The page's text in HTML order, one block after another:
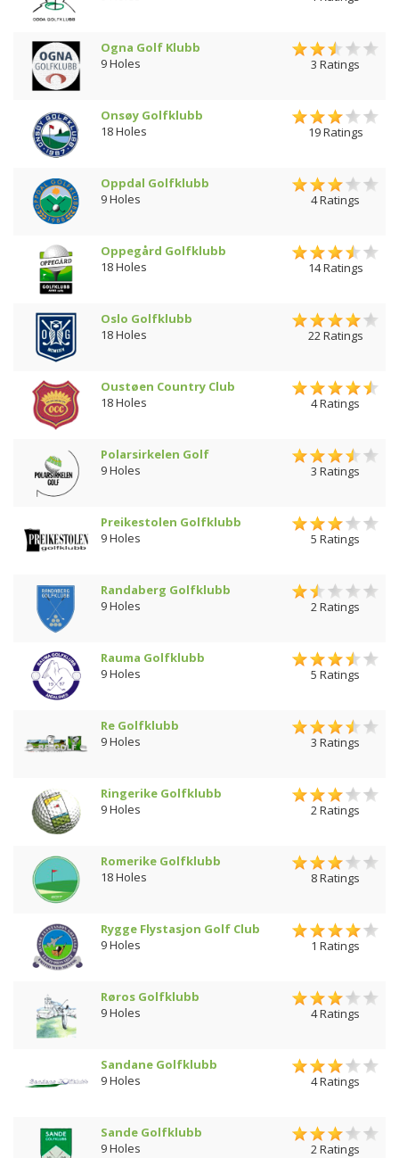
Ogna Golf Klubb
9 Holes
3 Ratings
Onsøy Golfklubb
18 Holes
19 Ratings
Oppdal Golfklubb
9 Holes
4 Ratings
Oppegård Golfklubb
18 Holes
14 Ratings
Oslo Golfklubb
18 Holes
22 Ratings
Oustøen Country Club
18 Holes
4 Ratings
Polarsirkelen Golf
9 Holes
3 Ratings
Preikestolen Golfklubb
9 Holes
5 Ratings
Randaberg Golfklubb
9 Holes
2 Ratings
Rauma Golfklubb
9 Holes
5 Ratings
Re Golfklubb
9 Holes
3 Ratings
Ringerike Golfklubb
9 Holes
2 Ratings
Romerike Golfklubb
18 Holes
8 Ratings
Rygge Flystasjon Golf Club
9 Holes
1 Ratings
Røros Golfklubb
9 Holes
4 Ratings
Sandane Golfklubb
9 Holes
4 Ratings
Sande Golfklubb
9 Holes
2 Ratings